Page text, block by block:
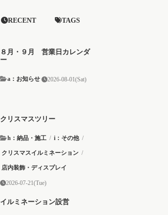
RECENT TAGS
８月・９月 営業日カレンダ
ー
a：お知らせ 2026-08-01(Sat)
クリスマスツリー
h：納品・施工 / i：その他 /
クリスマスイルミネーション /
店内装飾・ディスプレイ
2026-07-21(Tue)
イルミネーション設営